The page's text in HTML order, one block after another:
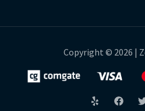
Copyright © 2026 |